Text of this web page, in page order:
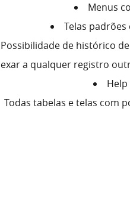
Menus
Telas
Possibilidade de histórico
a qualquer registro
Todas tabelas e telas com